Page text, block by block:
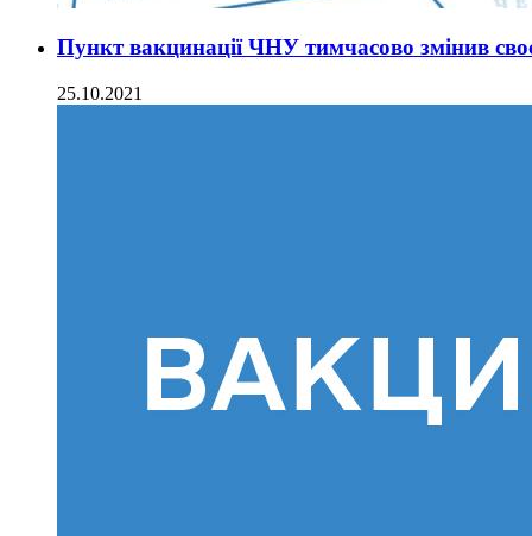
Пункт вакцинації ЧНУ тимчасово змінив
25.10.2021